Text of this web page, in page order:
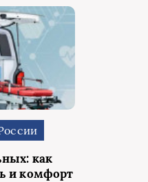
как
и комфорт